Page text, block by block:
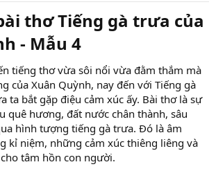
thơ Tiếng gà trưa của
- Mẫu 4​
tiếng thơ vừa sôi nổi vừa đằm thắm mà
của Xuân Quỳnh, nay đến với Tiếng gà
ta bắt gặp điệu cảm xúc ấy. Bài thơ là sự
quê hương, đất nước chân thành, sâu
hình tượng tiếng gà trưa. Đó là âm
kỉ niệm, những cảm xúc thiêng liêng và
tâm hồn con người.